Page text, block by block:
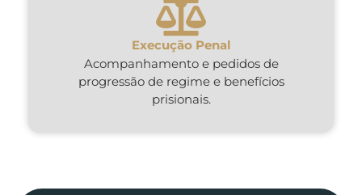
Execução Penal
Acompanhamento e pedidos de
progressão de regime e benefícios
prisionais.